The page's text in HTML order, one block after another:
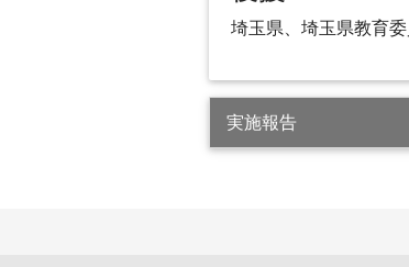
埼玉県、埼玉県教育
実施報告